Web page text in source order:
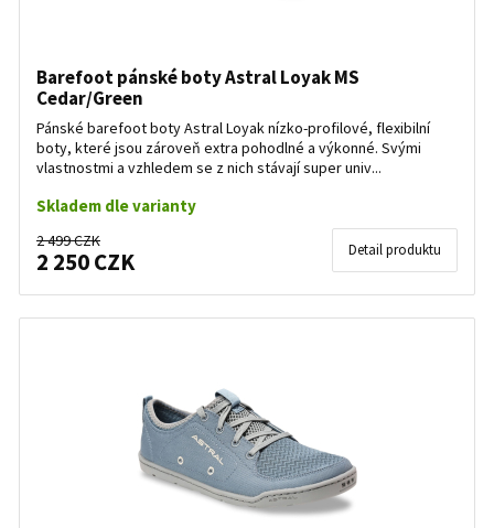
Barefoot pánské boty Astral Loyak MS
Cedar/Green
Pánské barefoot boty Astral Loyak nízko-profilové, flexibilní
boty, které jsou zároveň extra pohodlné a výkonné. Svými
vlastnostmi a vzhledem se z nich stávají super univ...
Skladem dle varianty
2 499 CZK
2 250 CZK Detail produktu